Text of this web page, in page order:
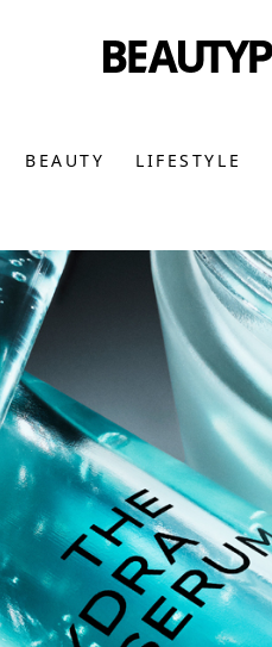
BEAUTY LIFESTYLE